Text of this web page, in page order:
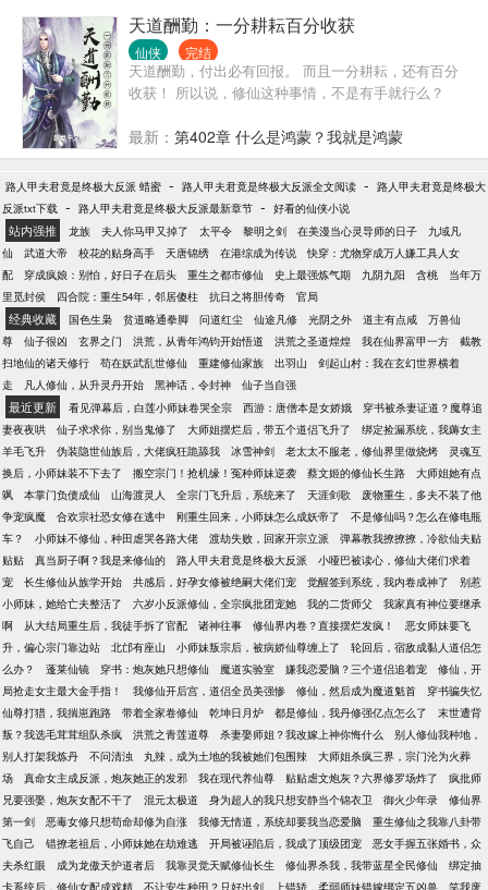
天道酬勤：一分耕耘百分收获
仙侠 完结
天道酬勤，付出必有回报。 而且一分耕耘，还有百分
收获！ 所以说，修仙这种事情，不是有手就行么？
最新： 第402章 什么是鸿蒙？我就是鸿蒙
路人甲夫君竟是终极大反派 蜡蜜 - 路人甲夫君竟是终极大反派全文阅读 - 路人甲夫君竟是终极大
反派txt下载 - 路人甲夫君竟是终极大反派最新章节 - 好看的仙侠小说
站内强推 龙族 夫人你马甲又掉了 太平令 黎明之剑 在美漫当心灵导师的日子
九域凡
仙
武道大帝 校花的贴身高手 天唐锦绣 在港综成为传说
快穿：尤物穿成万人嫌工具人女
配
穿成疯娘：别怕，好日子在后头 重生之都市修仙 史上最强炼气期 九阴九阳 含桃
当年万
里觅封侯
四合院：重生54年，邻居傻柱 抗日之将胆传奇 官局
经典收藏 国色生枭 贫道略通拳脚 问道红尘 仙途凡修 光阴之外 道主有点咸
万兽仙
尊
仙子很凶 玄界之门 洪荒，从青年鸿钧开始悟道 洪荒之圣道煌煌 我在仙界富甲一方
截教
扫地仙的诸天修行
苟在妖武乱世修仙 重建修仙家族 出羽山
剑起山村：我在玄幻世界横着
走
凡人修仙，从升灵丹开始 黑神话，令封神 仙子当自强
最近更新 看见弹幕后，白莲小师妹卷哭全宗 西游：唐僧本是女娇娥
穿书被杀妻证道？魔尊追
妻夜夜哄
仙子求求你，别当鬼修了 大师姐摆烂后，带五个道侣飞升了
绑定捡漏系统，我薅女主
羊毛飞升
伪装隐世仙族后，大佬疯狂跪舔我 冰雪神剑 老太太不服老，修仙界里做烧烤
灵魂互
换后，小师妹装不下去了
搬空宗门！抢机缘！冤种师妹逆袭 蔡文姬的修仙长生路
大师姐她有点
飒
本掌门负债成仙 山海渡灵人 全宗门飞升后，系统来了 天涯剑歌
废物重生，多夫不装了他
争宠疯魔
合欢宗社恐女修在逃中 刚重生回来，小师妹怎么成妖帝了
不是修仙吗？怎么在修电瓶
车？
小师妹不修仙，种田虐哭各路大佬 渡劫失败，回家开宗立派
弹幕教我撩撩撩，冷欲仙夫贴
贴贴
真当厨子啊？我是来修仙的 路人甲夫君竟是终极大反派
小哑巴被读心，修仙大佬们求着
宠
长生修仙从族学开始 共感后，好孕女修被绝嗣大佬们宠 觉醒签到系统，我内卷成神了
别惹
小师妹，她给亡夫整活了
六岁小反派修仙，全宗疯批团宠她 我的二货师父
我家真有神位要继承
啊
从大结局重生后，我徒手拆了官配 诸神往事 修仙界内卷？直接摆烂发疯！
恶女师妹要飞
升，偏心宗门靠边站
北邙有座山 小师妹叛宗后，被病娇仙尊缠上了
轮回后，宿敌成黏人道侣怎
么办？
蓬莱仙镜 穿书：炮灰她只想修仙 魔道实验室 嫌我恋爱脑？三个道侣追着宠
修仙，开
局抢走女主最大金手指！
我修仙开后宫，道侣全员美强惨 修仙，然后成为魔道魁首
穿书骗失忆
仙尊打猎，我揣崽跑路
带着全家卷修仙 乾坤日月炉 都是修仙，我丹修强亿点怎么了
末世遭背
叛？我选毛茸茸组队杀疯
洪荒之青莲道尊 杀妻娶师姐？我改嫁上神你悔什么
别人修仙我种地，
别人打架我炼丹
不问清浊 丸辣，成为土地的我被她们包围辣
大师姐杀疯三界，宗门沦为火葬
场
真命女主成反派，炮灰她正的发邪 我在现代养仙尊 贴贴虐文炮灰？六界修罗场炸了
疯批师
兄要强娶，炮灰女配不干了
混元太极道 身为超人的我只想安静当个锦衣卫 御火少年录
修仙界
第一剑
恶毒女修只想苟命却修为自涨 我修无情道，系统却要我当恋爱脑
重生修仙之我靠八卦带
飞自己
错撩老祖后，小师妹她在劫难逃 开局被诬陷后，我成了顶级团宠
恶女手握五张婚书，众
夫杀红眼
成为龙傲天护道者后 我靠灵觉天赋修仙长生 修仙界杀我，我带蓝星全民修仙
绑定抽
卡系统后，修仙女配成戏精
不让安生种田？只好出剑 上错轿，柔弱师妹错嫁绑定五凶兽 笑我废